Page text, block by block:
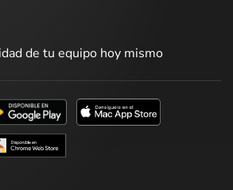
de tu equipo hoy mismo